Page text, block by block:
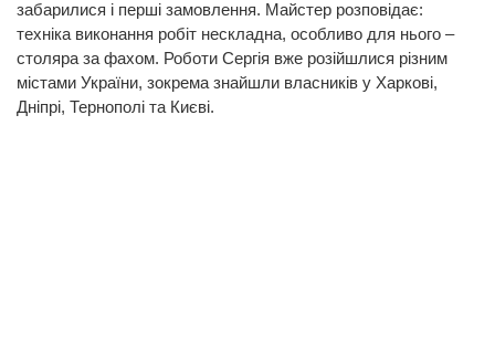
забарилися і перші замовлення. Майстер розповідає:
техніка виконання робіт нескладна, особливо для нього –
столяра за фахом. Роботи Сергія вже розійшлися різним
містами України, зокрема знайшли власників у Харкові,
Дніпрі, Тернополі та Києві.